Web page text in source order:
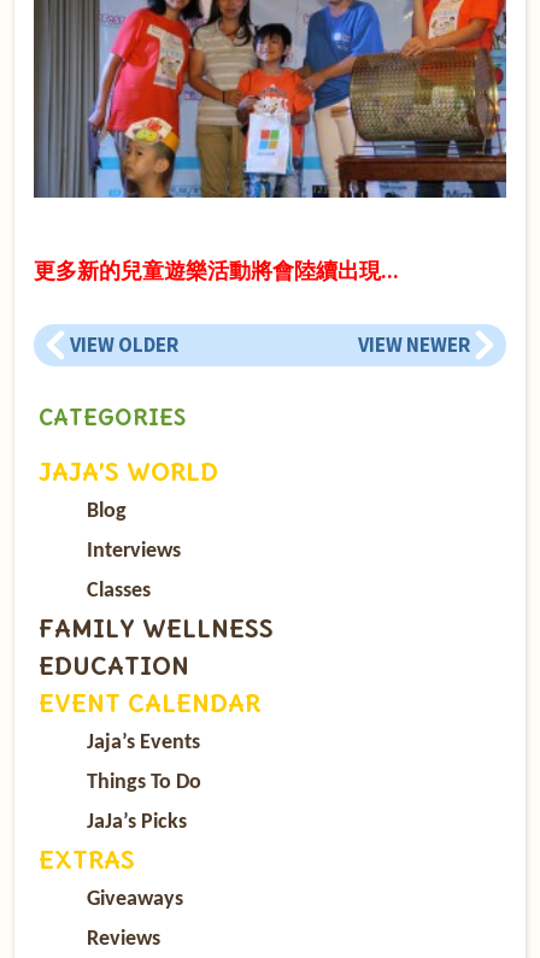
更多新的兒童遊樂活動將會陸續出現…
VIEW OLDER VIEW NEWER
CATEGORIES
JAJA’S WORLD
Blog
Interviews
Classes
FAMILY WELLNESS
EDUCATION
EVENT CALENDAR
Jaja’s Events
Things To Do
JaJa’s Picks
EXTRAS
Giveaways
Reviews